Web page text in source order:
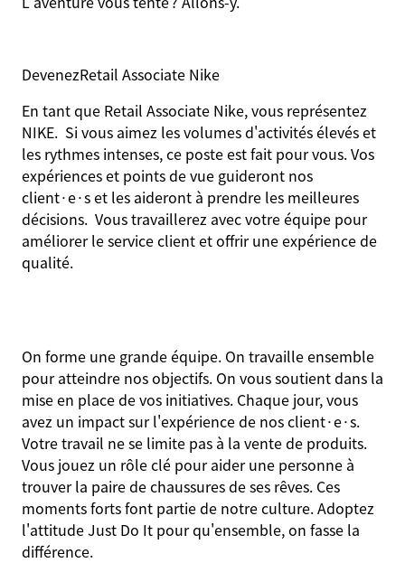
DevenezRetail Associate Nike
En tant que Retail Associate Nike, vous représentez
NIKE. Si vous aimez les volumes d'activités élevés et
les rythmes intenses, ce poste est fait pour vous. Vos
expériences et points de vue guideront nos
client·e·s et les aideront à prendre les meilleures
décisions. Vous travaillerez avec votre équipe pour
améliorer le service client et offrir une expérience de
qualité.
On forme une grande équipe. On travaille ensemble
pour atteindre nos objectifs. On vous soutient dans la
mise en place de vos initiatives. Chaque jour, vous
avez un impact sur l'expérience de nos client·e·s.
Votre travail ne se limite pas à la vente de produits.
Vous jouez un rôle clé pour aider une personne à
trouver la paire de chaussures de ses rêves. Ces
moments forts font partie de notre culture. Adoptez
l'attitude Just Do It pour qu'ensemble, on fasse la
différence.